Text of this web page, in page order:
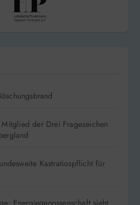
der Drei Fragezeichen
Kastratiospflicht für